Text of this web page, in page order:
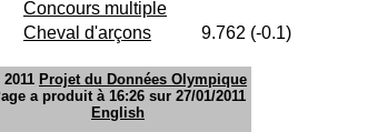
Concours multiple
Cheval d'arçons 9.762 (-0.1)
Projet du Données Olympique
a produit à 16:26 sur 27/01/2011
English